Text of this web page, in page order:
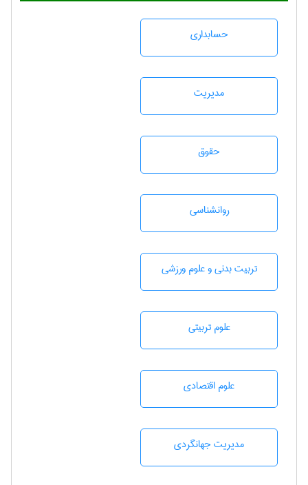
حسابداری
مديريت
حقوق
روانشناسی
تربيت بدنی و علوم ورزشی
علوم تربيتی
علوم اقتصادی
مديريت جهانگردی